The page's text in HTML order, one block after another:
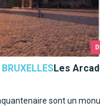
Les
sont un